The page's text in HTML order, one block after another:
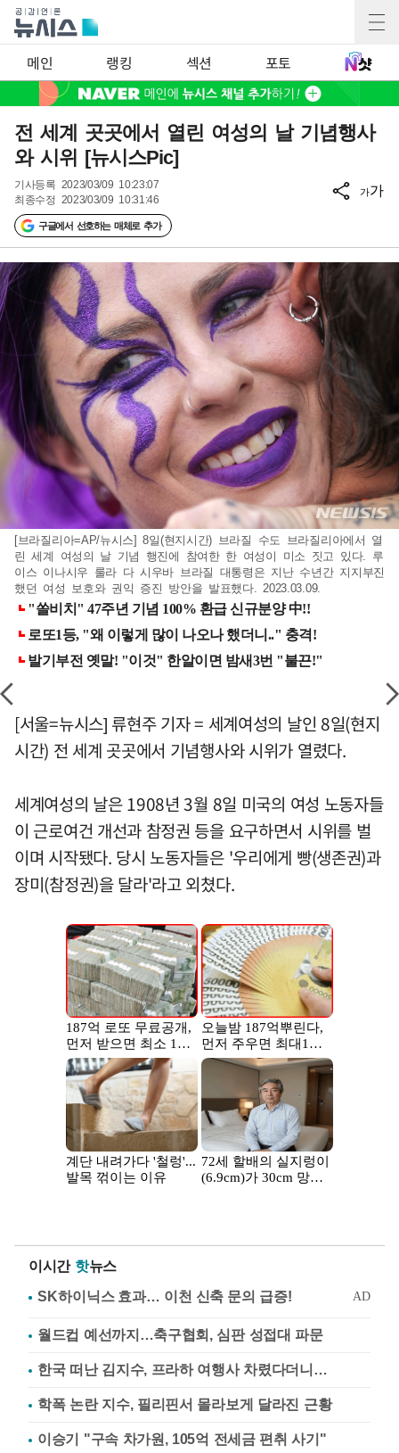
메인 랭킹 섹션 포토
전 세계 곳곳에서 열린 여성의 날 기념행사
와 시위 [뉴시스Pic]
기사등록 2023/03/09 10:23:07
최종수정 2023/03/09 10:31:46
구글에서 선호하는 매체로 추가
가가
[브라질리아=AP/뉴시스] 8일(현지시간) 브라질 수도 브라질리아에서 열
린 세계 여성의 날 기념 행진에 참여한 한 여성이 미소 짓고 있다. 루
이스 이나시우 룰라 다 시우바 브라질 대통령은 지난 수년간 지지부진
했던 여성 보호와 권익 증진 방안을 발표했다. 2023.03.09.
[서울=뉴시스] 류현주 기자 = 세계여성의 날인 8일(현지
시간) 전 세계 곳곳에서 기념행사와 시위가 열렸다.
세계여성의 날은 1908년 3월 8일 미국의 여성 노동자들
이 근로여건 개선과 참정권 등을 요구하면서 시위를 벌
이며 시작됐다. 당시 노동자들은 '우리에게 빵(생존권)과
장미(참정권)을 달라'라고 외쳤다.
이시간 핫뉴스
월드컵 예선까지…축구협회, 심판 성접대 파문
한국 떠난 김지수, 프라하 여행사 차렸다더니…
학폭 논란 지수, 필리핀서 몰라보게 달라진 근황
이승기 "구속 차가원, 105억 전세금 편취 사기"